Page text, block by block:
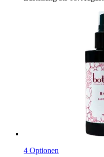
4 Optionen